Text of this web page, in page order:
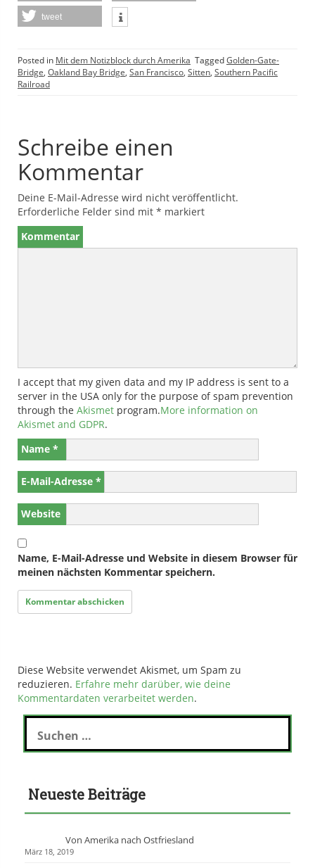
tweet
Posted in Mit dem Notizblock durch Amerika TaggedGolden-Gate-
Bridge, Oakland Bay Bridge, San Francisco, Sitten, Southern Pacific
Railroad
Schreibe einen
Kommentar
Deine E-Mail-Adresse wird nicht veröffentlicht.
Erforderliche Felder sind mit * markiert
Kommentar
I accept that my given data and my IP address is sent to a
server in the USA only for the purpose of spam prevention
through the Akismet program.More information on
Akismet and GDPR.
Name *
E-Mail-Adresse *
Website
Name, E-Mail-Adresse und Website in diesem Browser für
meinen nächsten Kommentar speichern.
Diese Website verwendet Akismet, um Spam zu
reduzieren. Erfahre mehr darüber, wie deine
Kommentardaten verarbeitet werden.
S
c
n
h
Neueste Beiträge
Von Amerika nach Ostfriesland
März 18, 2019